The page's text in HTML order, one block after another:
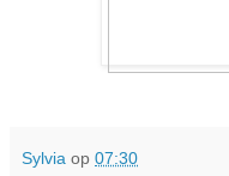
Sylvia op 07:30